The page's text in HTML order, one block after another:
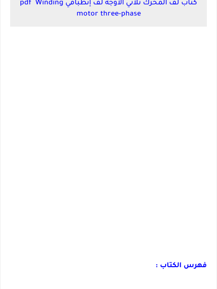
كتاب لف المحرك ثلاثي الاوجه لف إنطباقي pdf Winding
motor three-phase
فهرس الكتاب :